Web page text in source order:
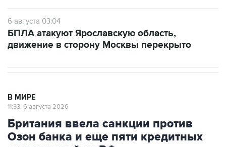
6 августа 03:04
БПЛА атакуют Ярославскую область,
движение в сторону Москвы перекрыто
В МИРЕ
11:33, 6 августа 2026
Британия ввела санкции против
Озон банка и еще пяти кредитных